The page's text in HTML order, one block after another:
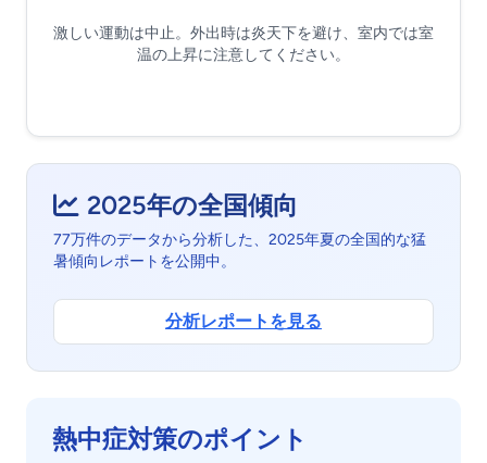
激しい運動は中止。外出時は炎天下を避け、室内では室
温の上昇に注意してください。
2025年の全国傾向
77万件のデータから分析した、2025年夏の全国的な猛
暑傾向レポートを公開中。
分析レポートを見る
熱中症対策のポイント